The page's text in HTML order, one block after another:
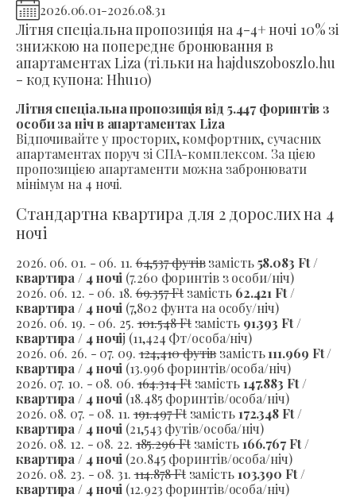
2026.06.01-2026.08.31
Літня спеціальна пропозиція на 4-4+ ночі 10% зі
знижкою на попереднє бронювання в
апартаментах Liza (тільки на hajduszoboszlo.hu
- код купона: Hhu10)
Літня спеціальна пропозиція від 5.447 форинтів з
особи за ніч в апартаментах Liza
Відпочивайте у просторих, комфортних, сучасних
апартаментах поруч зі СПА-комплексом. За цією
пропозицією апартаменти можна забронювати
мінімум на 4 ночі.
Стандартна квартира для 2 дорослих на 4
ночі
2026. 06. 01. - 06. 11.64,537 футівзамість58.083 Ft /
квартира / 4 ночі (7.260 форинтів з особи/ніч)
2026. 06. 12. - 06. 18.69.357 Ftзамість 62.421 Ft /
квартира / 4 ночі (7,802 фунта на особу/ніч)
2026. 06. 19. - 06. 25.101.548 Ftзамість 91.393 Ft /
квартира / 4 ночіj (11,424 Фт/особа/ніч)
2026. 06. 26. - 07. 09.124,410 футівзамість111.969 Ft /
квартира / 4 ночі (13.996 форинтів/особа/ніч)
2026. 07. 10. - 08. 06.164.314 Ftзамість147.883 Ft /
квартира / 4 ночі (18.485 форинтів/особа/ніч)
2026. 08. 07. - 08. 11.191.497 Ftзамість172.348 Ft /
квартира / 4 ночі (21,543 футів/особа/ніч)
2026. 08. 12. - 08. 22.185.296 Ftзамість166.767 Ft /
квартира / 4 ночі (20.845 форинтів/особа/ніч)
2026. 08. 23. - 08. 31.114.878 Ftзамість103.390 Ft /
квартира / 4 ночі (12.923 форинтів/особа/ніч)